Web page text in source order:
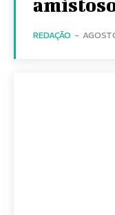
REDAÇÃO -